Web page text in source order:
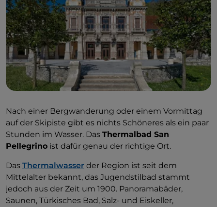
Nach einer Bergwanderung oder einem Vormittag
auf der Skipiste gibt es nichts Schöneres als ein paar
Stunden im Wasser. Das Thermalbad San
Pellegrino ist dafür genau der richtige Ort.
Das Thermalwasser der Region ist seit dem
Mittelalter bekannt, das Jugendstilbad stammt
jedoch aus der Zeit um 1900. Panoramabäder,
Saunen, Türkisches Bad, Salz- und Eiskeller,